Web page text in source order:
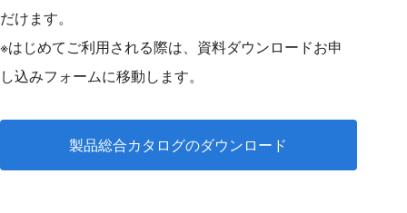
だけます。
※はじめてご利用される際は、資料ダウンロードお申
し込みフォームに移動します。
製品総合カタログのダウンロード